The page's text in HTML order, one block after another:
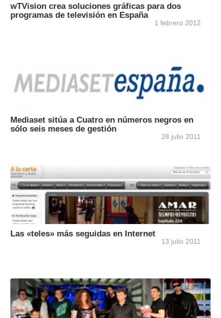
wTVision crea soluciones gráficas para dos
programas de televisión en España
1 febrero 2012
Mediaset sitúa a Cuatro en números negros en
sólo seis meses de gestión
28 julio 2011
Las «teles» más seguidas en Internet
13 julio 2011